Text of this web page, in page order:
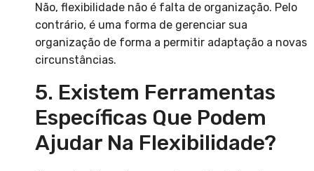
Não, flexibilidade não é falta de organização. Pelo
contrário, é uma forma de gerenciar sua
organização de forma a permitir adaptação a novas
circunstâncias.
5. Existem Ferramentas
Específicas Que Podem
Ajudar Na Flexibilidade?